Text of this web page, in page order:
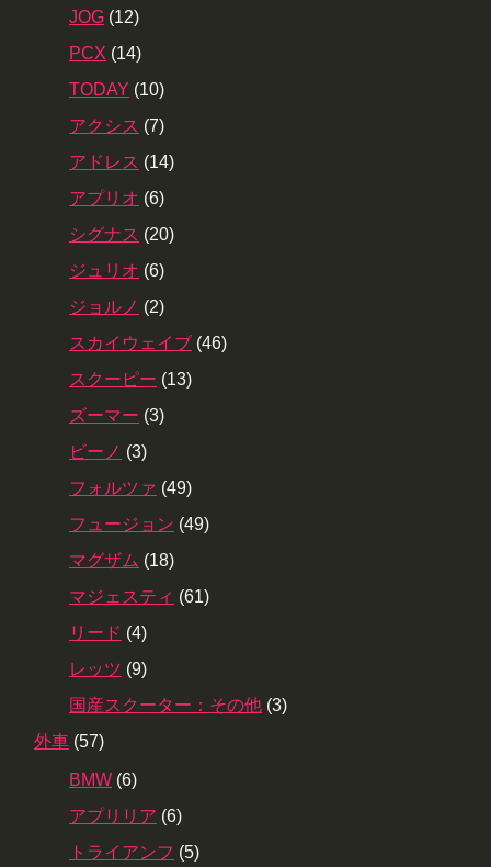
JOG (12)
PCX (14)
TODAY (10)
アクシス (7)
アドレス (14)
アプリオ (6)
シグナス (20)
ジュリオ (6)
ジョルノ (2)
スカイウェイブ (46)
スクーピー (13)
ズーマー (3)
ビーノ (3)
フォルツァ (49)
フュージョン (49)
マグザム (18)
マジェスティ (61)
リード (4)
レッツ (9)
国産スクーター：その他 (3)
外車 (57)
BMW (6)
アプリリア (6)
トライアンフ (5)